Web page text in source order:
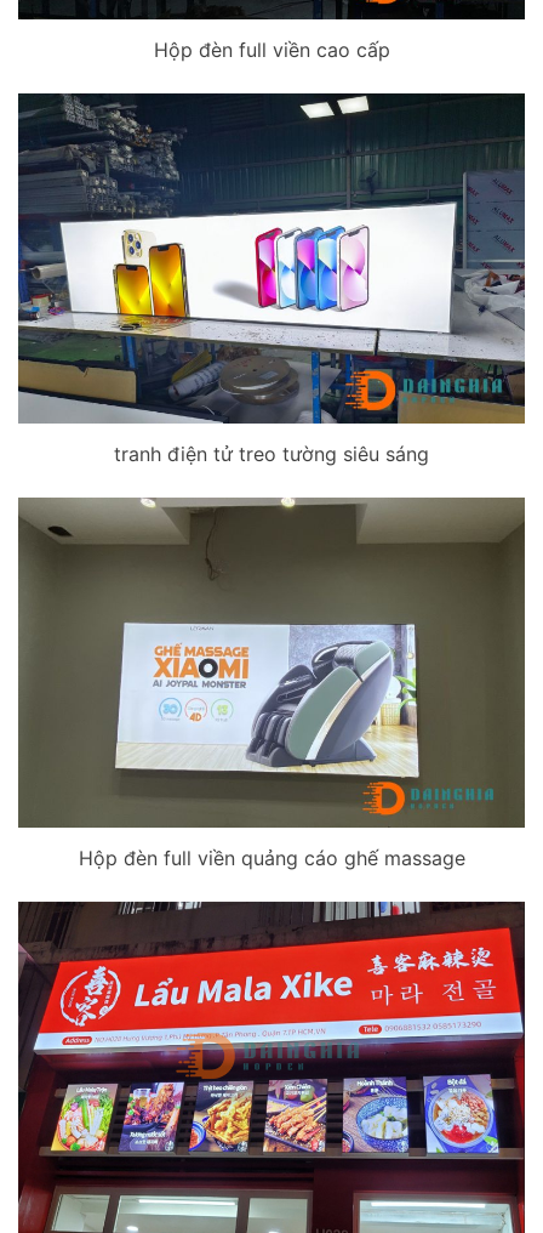
Hộp đèn full viền cao cấp
tranh điện tử treo tường siêu sáng
Hộp đèn full viền quảng cáo ghế massage